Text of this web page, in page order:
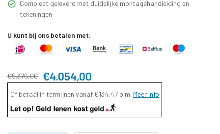
Compleet geleverd met duidelijke montagehandleiding en
tekeningen
U kunt bij ons betalen met:
€5.376,00 €4.054,00
Of betaal in termijnen vanaf €134,47 p.m. Meer info